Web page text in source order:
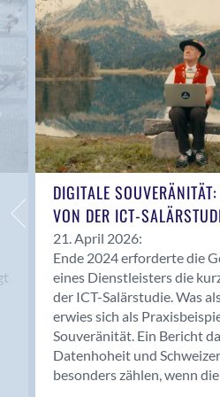
Anwil
Appenzell
Au SG
Baar
Baden
Balsthal
Balzers
Basel
Bassersdorf
Belp
Bendern
Benken (SG)
Bergdietikon
Berlin
Bern
Bern - Liebefeld
DIGITALE
VON DER ICT-
21. April 2026:
Ende 2024 erforderte die
eines Dienstleisters die
der ICT-Salärstudie. Was
erwies sich als
Souveränität. Ein Bericht
Datenhoheit und
besonders zählen, wenn